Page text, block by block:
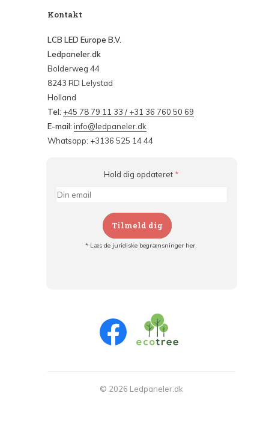
Kontakt
LCB LED Europe B.V.
Ledpaneler.dk
Bolderweg 44
8243 RD Lelystad
Holland
Tel: +45 78 79 11 33 / +31 36 760 50 69
E-mail: info@ledpaneler.dk
Whatsapp: +3136 525 14 44
Hold dig opdateret *
Tilmeld dig
* Læs de juridiske begrænsninger her.
© 2026 Ledpaneler.dk